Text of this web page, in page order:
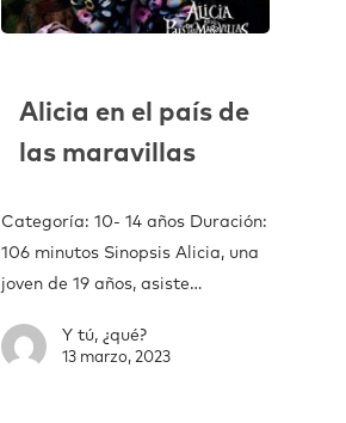
Alicia en el país de
las maravillas
Categoría: 10- 14 años Duración:
106 minutos Sinopsis Alicia, una
joven de 19 años, asiste…
Y tú, ¿qué?
13 marzo, 2023